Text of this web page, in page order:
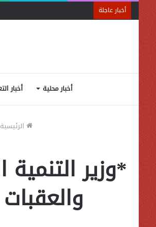
أخبار عاجلة
أخبار محلية أخبار
الرئيسية
*وزير